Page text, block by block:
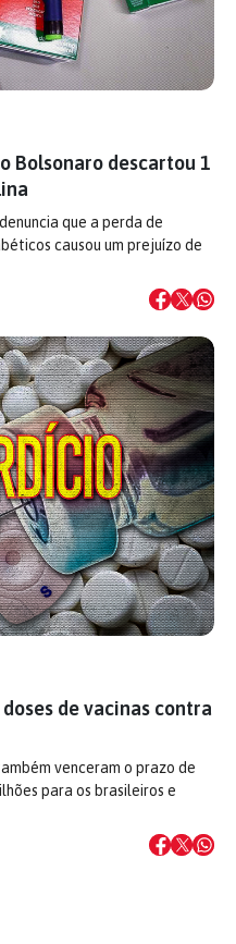
Bolsonaro descartou 1
que a perda de
causou um prejuízo de
de vacinas contra
venceram o prazo de
para os brasileiros e